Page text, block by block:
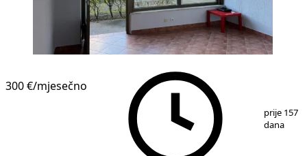
300 €/mjesečno
prije 157
dana